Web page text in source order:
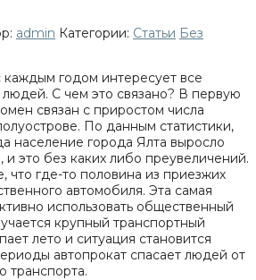
admin Категории: Статьи Без
годом интересует все
С чем это связано? В первую
связан с приростом числа
По данным статистики,
население города Ялта выросло
и это без каких либо преувеличений.
что где-то половина из приезжих
автомобиля. Эта самая
использовать общественный
крупный транспортный
лето и ситуация становится
автопрокат спасает людей от
транспорта.